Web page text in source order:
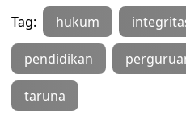
Tag: hukum
pendidikan
taruna